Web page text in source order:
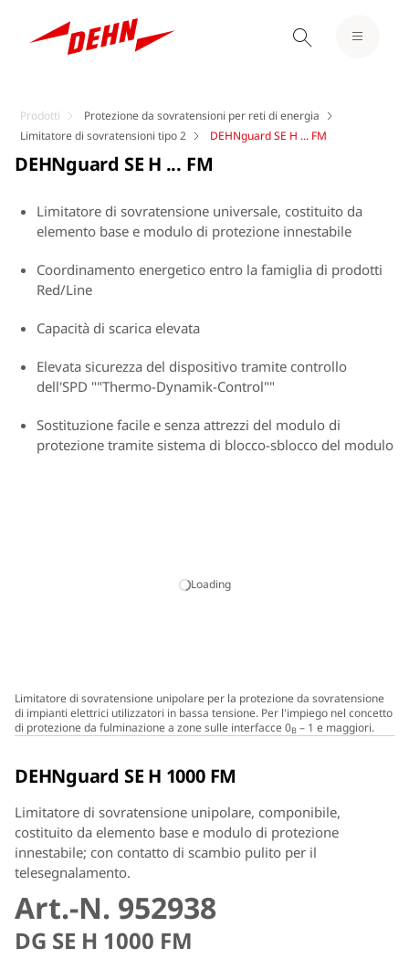
Prodotti
Protezione da sovratensioni per reti di energia
Limitatore di sovratensioni tipo 2
DEHNguard SE H ... FM
Loading
Limitatore di sovratensione unipolare per la protezione da sovratensione
di impianti elettrici utilizzatori in bassa tensione. Per l'impiego nel concetto
di protezione da fulminazione a zone sulle interfacce 0B – 1 e maggiori.
DEHNguard SE H ... FM
Limitatore di sovratensione universale, costituito da
elemento base e modulo di protezione innestabile
Coordinamento energetico entro la famiglia di prodotti
Red/Line
Capacità di scarica elevata
Elevata sicurezza del dispositivo tramite controllo
dell'SPD ""Thermo-Dynamik-Control""
Sostituzione facile e senza attrezzi del modulo di
protezione tramite sistema di blocco-sblocco del modulo
DEHNguard SE H 1000 FM
Limitatore di sovratensione unipolare, componibile,
costituito da elemento base e modulo di protezione
innestabile; con contatto di scambio pulito per il
telesegnalamento.
Art.-N. 952938
DG SE H 1000 FM